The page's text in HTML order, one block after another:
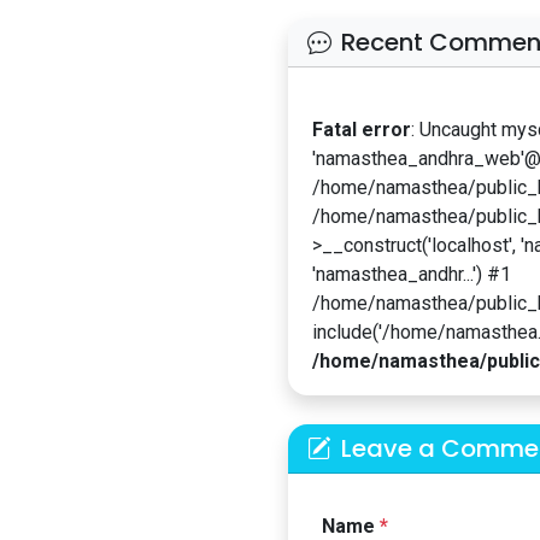
Recent
Fatal error: Uncaught
/home/namasthea/
/home/namasthea/
>__construct('localhost',
'namasthea_andhr...') #1
/home/namasthea/
include('/home/
/home/namasthea/
Leave a
Name*